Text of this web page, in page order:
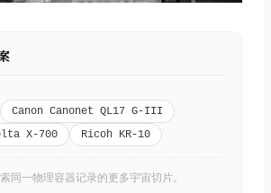
Canon Canonet QL17 G-III
X-700
Ricoh KR-10
同一物理容器记录的更多宇宙切片。